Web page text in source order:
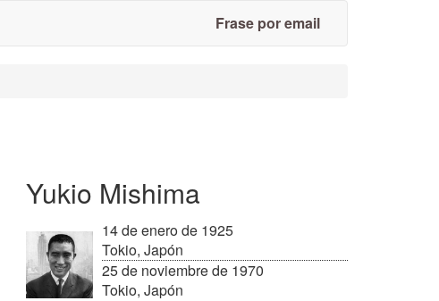
Frase por email
Yukio Mishima
14 de enero de 1925
Tokio, Japón
25 de noviembre de 1970
Tokio, Japón